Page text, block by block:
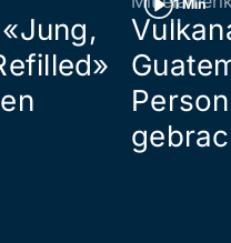
1 Min